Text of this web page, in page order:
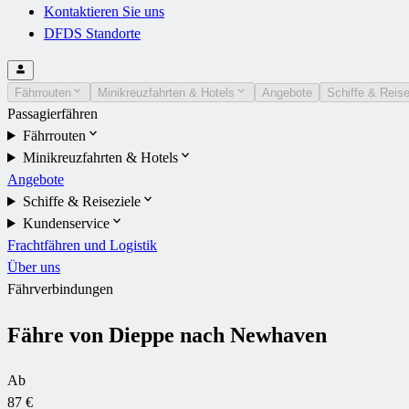
Kontaktieren Sie uns
DFDS Standorte
Fährrouten Minikreuzfahrten & Hotels Angebote Schiffe &
Passagierfähren
Fährrouten
Minikreuzfahrten & Hotels
Angebote
Schiffe & Reiseziele
Kundenservice
Frachtfähren und Logistik
Über uns
Fährverbindungen
Fähre von Dieppe nach Newhaven
Ab
87 €